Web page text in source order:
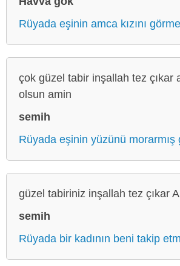
Rüyada eşinin amca kızını
çok güzel tabir inşallah tez çıkar
olsun amin
semih
Rüyada eşinin yüzünü morarmış
güzel tabiriniz inşallah tez çıkar
semih
Rüyada bir kadının beni takip